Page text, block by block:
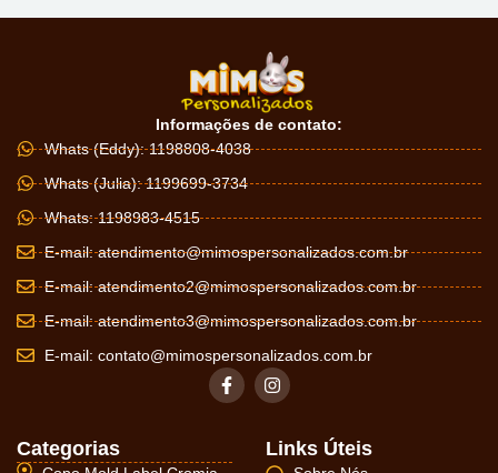
Informações de contato:
Whats (Eddy): 1198808-4038
Whats (Julia): 1199699-3734
Whats: 1198983-4515
E-mail:atendimento@mimospersonalizados.com.br
E-mail:atendimento2@mimospersonalizados.com.br
E-mail:atendimento3@mimospersonalizados.com.br
E-mail: contato@mimospersonalizados.com.br
Categorias Links Úteis